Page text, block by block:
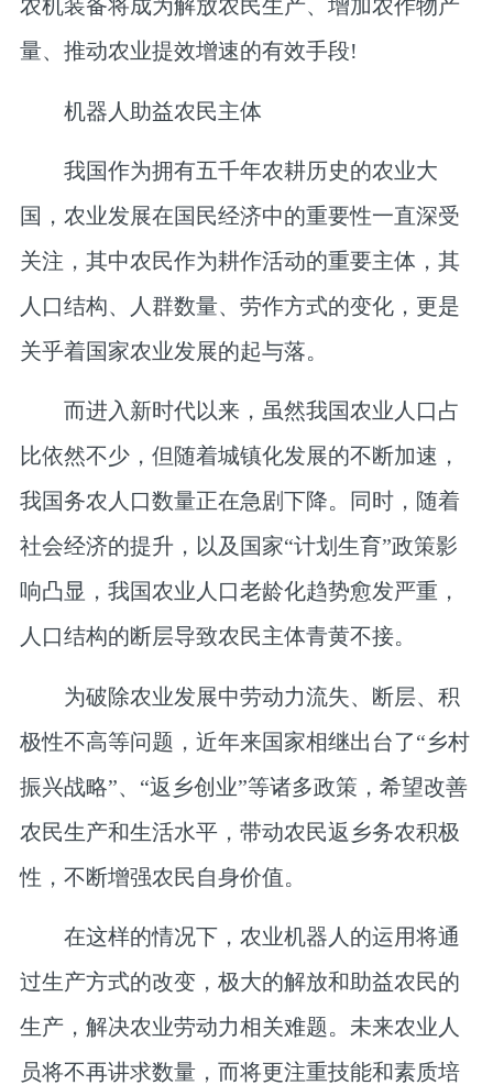
农机装备将成为解放农民生产、增加农作物产
量、推动农业提效增速的有效手段!
机器人助益农民主体
我国作为拥有五千年农耕历史的农业大
国，农业发展在国民经济中的重要性一直深受
关注，其中农民作为耕作活动的重要主体，其
人口结构、人群数量、劳作方式的变化，更是
关乎着国家农业发展的起与落。
而进入新时代以来，虽然我国农业人口占
比依然不少，但随着城镇化发展的不断加速，
我国务农人口数量正在急剧下降。同时，随着
社会经济的提升，以及国家“计划生育”政策影
响凸显，我国农业人口老龄化趋势愈发严重，
人口结构的断层导致农民主体青黄不接。
为破除农业发展中劳动力流失、断层、积
极性不高等问题，近年来国家相继出台了“乡村
振兴战略”、“返乡创业”等诸多政策，希望改善
农民生产和生活水平，带动农民返乡务农积极
性，不断增强农民自身价值。
在这样的情况下，农业机器人的运用将通
过生产方式的改变，极大的解放和助益农民的
生产，解决农业劳动力相关难题。未来农业人
员将不再讲求数量，而将更注重技能和素质培